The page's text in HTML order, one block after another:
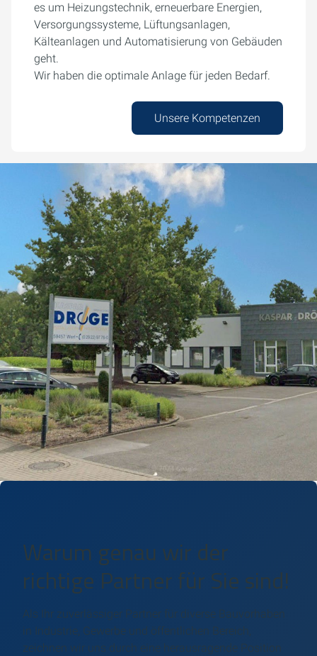
es um Heizungstechnik, erneuerbare Energien,
Versorgungssysteme, Lüftungsanlagen,
Kälteanlagen und Automatisierung von Gebäuden
geht.
Wir haben die optimale Anlage für jeden Bedarf.
Unsere Kompetenzen
Warum genau wir der
richtige Partner für Sie sind!
Als Ihr zuverlässiger Partner für diverse Bauvorhaben
in Industrie, Gewerbe und öffentlichen Bereich,
zeichnen wir uns durch eine herausragende Position